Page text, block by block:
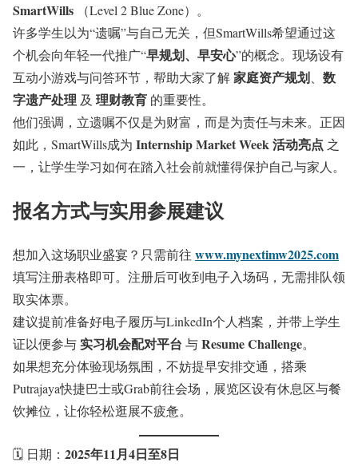
SmartWills （Level 2 Blue Zone）。
许多学生以为“遗嘱”与自己无关，但SmartWills希望通过这
个机会向年轻一代推广“早规划、早安心”的概念。现场设有
互动小游戏与问答环节，帮助大家了解家庭资产规划、 数
字遗产处理 及 理财教育 的重要性。
他们强调，立遗嘱不仅是为财富，而是为责任与未来。正因
如此，SmartWills成为 Internship Market Week 活动亮点 之
一，让学生学习如何在踏入社会前就懂得保护自己与家人。
报名方式与实用参展建议
想加入这场职业盛宴？只需前往 www.mynextimw2025.com
填写注册表格即可。注册后可收到电子入场码，无需排队领
取实体票。
建议提前准备好电子履历与LinkedIn个人档案，并带上学生
证以便参与实习机会配对平台 与Resume Challenge。
如果想充分体验现场氛围，不妨提早安排交通，搭乘
Putrajaya快捷巴士或Grab前往会场，展览区设有休息区与餐
饮摊位，让你轻松逛展不疲惫。
🗓️ 日期： 2025年11月4日至8日